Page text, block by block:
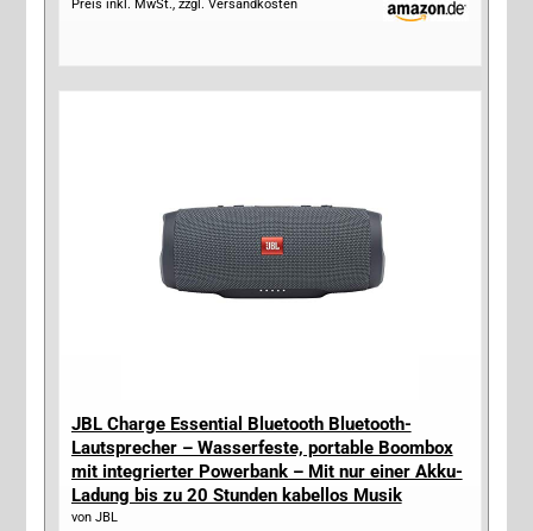
Preis inkl. MwSt., zzgl. Versandkosten
JBL Charge Essential Bluetooth Bluetooth-
Lautsprecher – Wasserfeste, portable Boombox
mit integrierter Powerbank – Mit nur einer Akku-
Ladung bis zu 20 Stunden kabellos Musik
streamen*
von JBL